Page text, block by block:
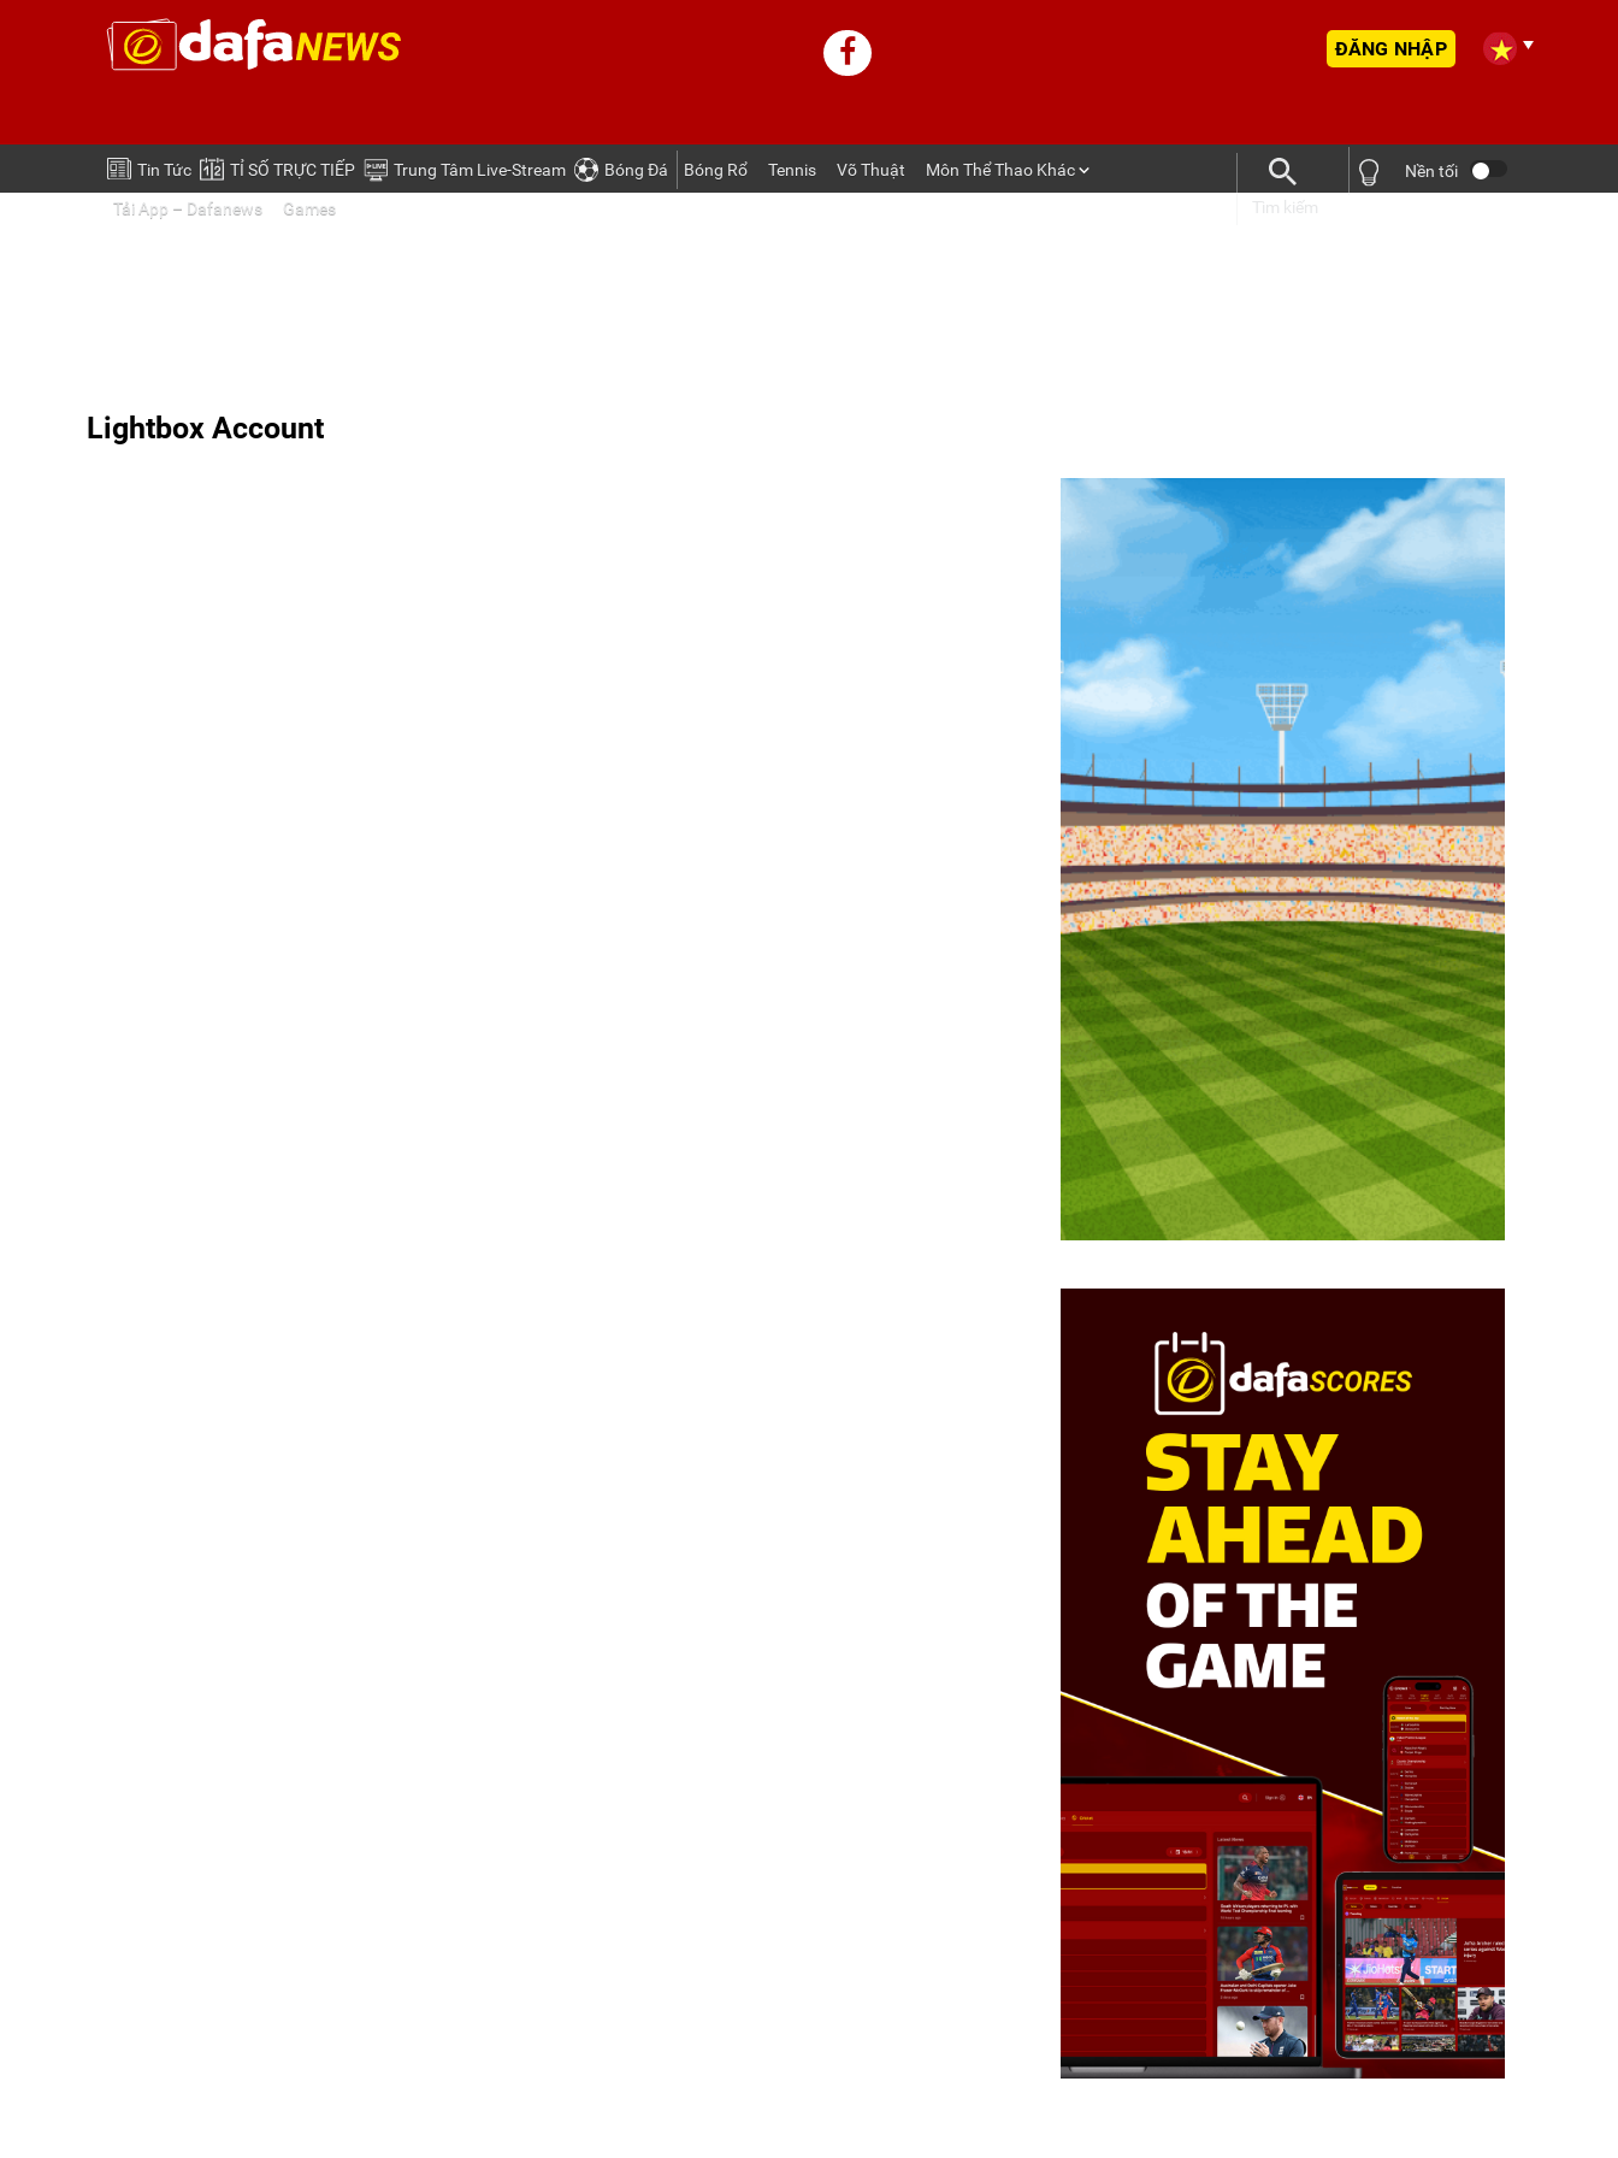
ĐĂNG NHẬP
Tin Tức TỈ SỐ TRỰC TIẾP Trung Tâm Live-Stream Bóng Ðá Bóng Rổ Tennis Võ Thuật
Môn Thể Thao Khác
Tải App – Dafanews
Games Tìm kiếm
Nền tối
Lightbox Account